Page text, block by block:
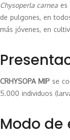
Chysoperla carnea es
de pulgones, en
más jóvenes, en
CRHYSOPA MIP se
5.000 individuos
Modo de